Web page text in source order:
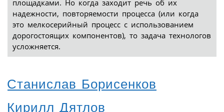
площадками. Но когда заходит речь об их
надежности, повторяемости процесса (или когда
это мелкосерийный процесс с использованием
дорогостоящих компонентов), то задача технологов
усложняется.
Станислав Борисенков
Кирилл Дятлов